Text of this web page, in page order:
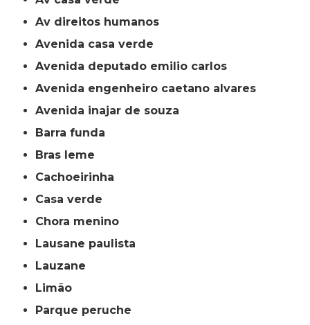
av direitos humanos
avenida casa verde
avenida deputado emilio carlos
avenida engenheiro caetano alvares
avenida inajar de souza
barra funda
bras leme
cachoeirinha
casa verde
chora menino
lausane paulista
lauzane
limão
parque peruche